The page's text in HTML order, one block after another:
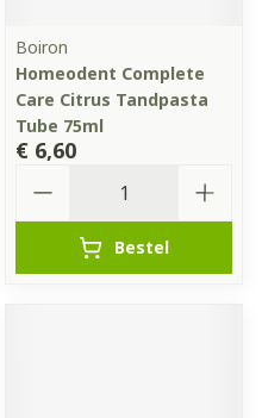
Boiron
Homeodent Complete
Care Citrus Tandpasta
Tube 75ml
€ 6,60
Bestel